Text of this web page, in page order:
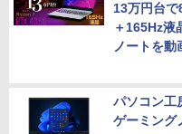
13万円台
＋165Hz液
ノートを動
パソコン工
ゲーミング